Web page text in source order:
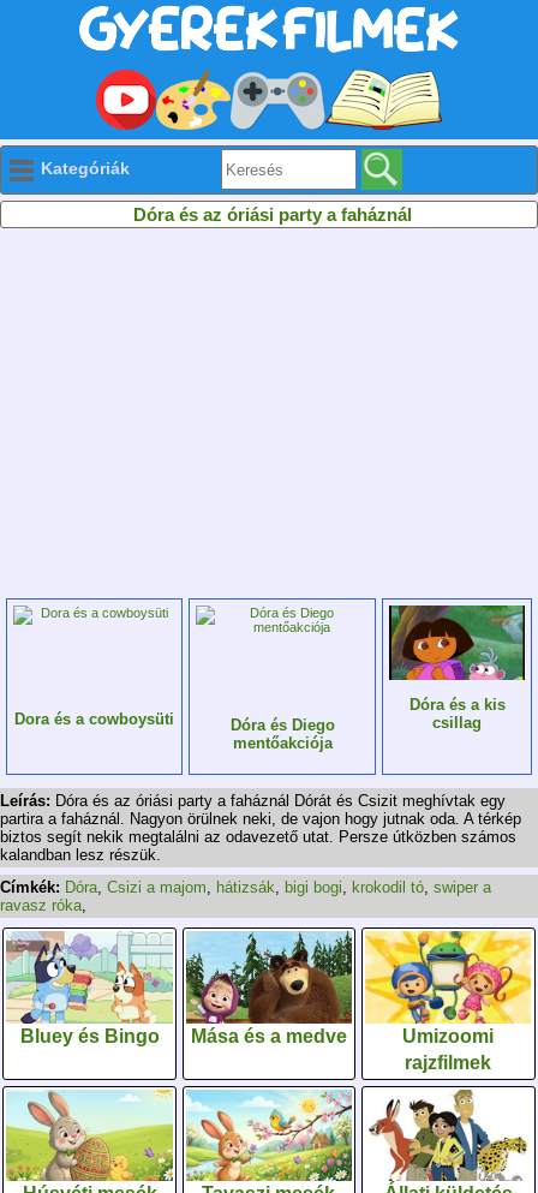
Kategóriák
Dóra és az óriási party a faháznál
Dora és a cowboysüti
Dóra és Diego
mentőakciója
Dóra és a kis
csillag
Leírás: Dóra és az óriási party a faháznál Dórát és Csizit meghívtak egy
partira a faháznál. Nagyon örülnek neki, de vajon hogy jutnak oda. A térkép
biztos segít nekik megtalálni az odavezető utat. Persze útközben számos
kalandban lesz részük.
Címkék: Dóra, Csizi a majom, hátizsák, bigi bogi, krokodil tó, swiper a
ravasz róka,
Bluey és Bingo Mása és a medve
Umizoomi
rajzfilmek